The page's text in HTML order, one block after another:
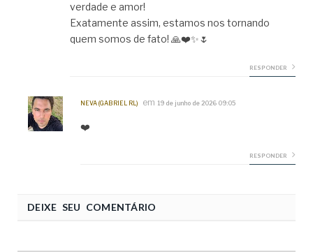
verdade e amor!
Exatamente assim, estamos nos tornando
quem somos de fato! 🙏❤️✨🌷
RESPONDER
NEVA (GABRIEL RL) em 19 de junho de 2026 09:05
❤️
RESPONDER
DEIXE SEU COMENTÁRIO